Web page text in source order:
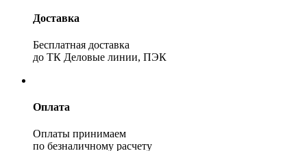
Доставка
Бесплатная доставка
до ТК Деловые линии, ПЭК
Оплата
Оплаты принимаем
по безналичному расчету